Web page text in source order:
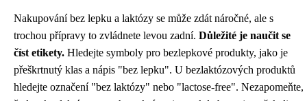
Nakupování bez lepku a laktózy se může zdát náročné, ale s
trochou přípravy to zvládnete levou zadní. Důležité je naučit se
číst etikety. Hledejte symboly pro bezlepkové produkty, jako je
přeškrtnutý klas a nápis "bez lepku". U bezlaktózových produktů
hledejte označení "bez laktózy" nebo "lactose-free". Nezapomeňte,